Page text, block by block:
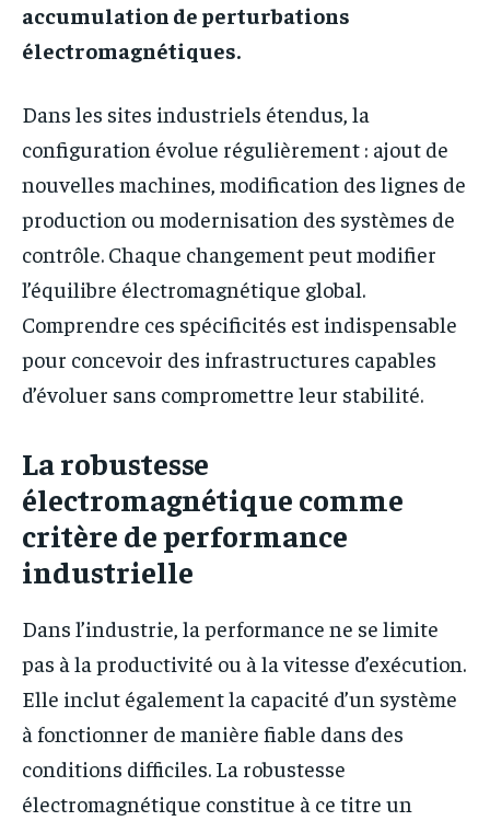
accumulation de perturbations
électromagnétiques.
Dans les sites industriels étendus, la
configuration évolue régulièrement : ajout de
nouvelles machines, modification des lignes de
production ou modernisation des systèmes de
contrôle. Chaque changement peut modifier
l’équilibre électromagnétique global.
Comprendre ces spécificités est indispensable
pour concevoir des infrastructures capables
d’évoluer sans compromettre leur stabilité.
La robustesse
électromagnétique comme
critère de performance
industrielle
Dans l’industrie, la performance ne se limite
pas à la productivité ou à la vitesse d’exécution.
Elle inclut également la capacité d’un système
à fonctionner de manière fiable dans des
conditions difficiles. La robustesse
électromagnétique constitue à ce titre un